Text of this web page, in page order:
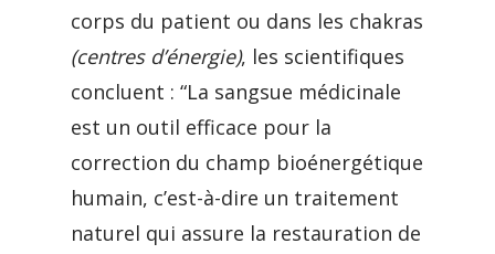
corps du patient ou dans les chakras
(centres d’énergie), les scientifiques
concluent : “La sangsue médicinale
est un outil efficace pour la
correction du champ bioénergétique
humain, c’est-à-dire un traitement
naturel qui assure la restauration de